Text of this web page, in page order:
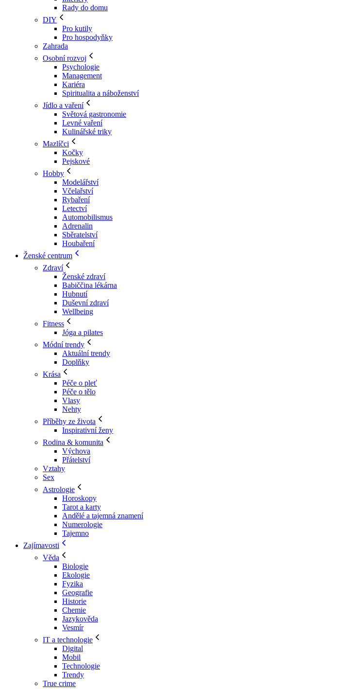
Rady do domu
DIY
Pro kutily
Pro hospodyňky
Zahrada
Osobní rozvoj
Psychologie
Management
Kariéra
Spiritualita a náboženství
Jídlo a vaření
Světová gastronomie
Levné vaření
Kulinářské triky
Mazlíčci
Kočky
Pejskové
Hobby
Modelářství
Včelařství
Rybaření
Letectví
Automobilismus
Adrenalin
Sběratelství
Houbaření
Ženské centrum
Zdraví
Ženské zdraví
Babiččina lékárna
Hubnutí
Duševní zdraví
Wellbeing
Fitness
Jóga a pilates
Módní trendy
Aktuální trendy
Doplňky
Krása
Péče o pleť
Péče o tělo
Vlasy
Nehty
Příběhy ze života
Inspirativní ženy
Rodina & komunita
Výchova
Přátelství
Vztahy
Sex
Astrologie
Horoskopy
Tarot a karty
Andělé a tajemná znamení
Numerologie
Tajemno
Zajímavosti
Věda
Biologie
Ekologie
Fyzika
Geografie
Historie
Chemie
Jazykověda
Vesmír
IT a technologie
Digital
Mobil
Technologie
Trendy
True crime